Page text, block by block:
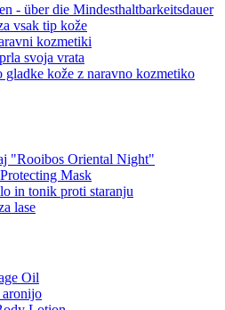
- über die Mindesthaltbarkeitsdauer
vsak tip kože
kozmetiki
svoja vrata
gladke kože z naravno kozmetiko
"Rooibos Oriental Night"
Mask
in tonik proti staranju
lase
Oil